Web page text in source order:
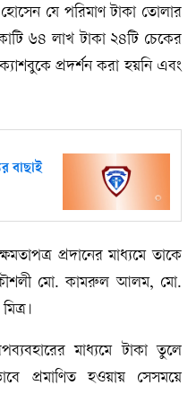
যে পরিমাণ টাকা তোলার
৬৪ লাখ টাকা ২৪টি চেকের
প্রদর্শন করা হয়নি এবং
বাছাই
প্রদানের মাধ্যমে তাকে
মো. কামরুল আলম, মো.
মাধ্যমে টাকা তুলে
প্রমাণিত হওয়ায় সেসময়ে